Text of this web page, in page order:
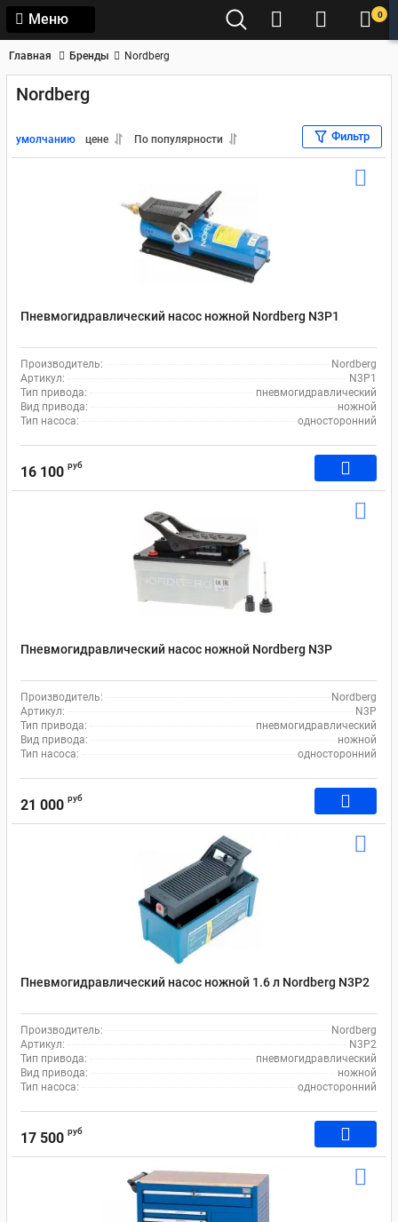
Меню 0
Главная Бренды Nordberg
Nordberg
умолчанию цене По популярности Фильтр
Пневмогидравлический насос ножной Nordberg N3P1
Производитель:
Nordberg
Артикул:
N3P1
Тип привода:
пневмогидравлический
Вид привода:
ножной
Тип насоса:
односторонний
16 100 руб
Пневмогидравлический насос ножной Nordberg N3P
Производитель:
Nordberg
Артикул:
N3P
Тип привода:
пневмогидравлический
Вид привода:
ножной
Тип насоса:
односторонний
21 000 руб
Пневмогидравлический насос ножной 1.6 л Nordberg N3P2
Производитель:
Nordberg
Артикул:
N3P2
Тип привода:
пневмогидравлический
Вид привода:
ножной
Тип насоса:
односторонний
17 500 руб